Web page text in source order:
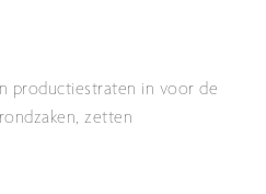
productiestraten in voor de
zetten